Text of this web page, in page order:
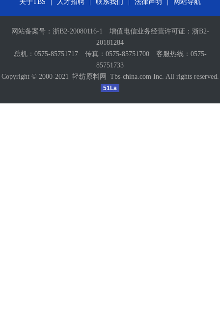
关于TBS 人才招聘 联系我们 法律声明 网站导航
网站备案号： 浙B2-20080116-1 增值电信业务经营许可证： 浙B2-
20181284
总机：0575-85751717 传真：0575-85751700 客服热线：0575-
85751733
Copyright © 2000-2021 轻纺原料网 Tbs-china.com Inc. All rights reserved.
51La